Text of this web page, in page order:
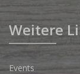
Weitere
Events